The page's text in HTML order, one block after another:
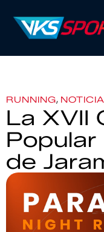
RUNNING,
La XVII
de